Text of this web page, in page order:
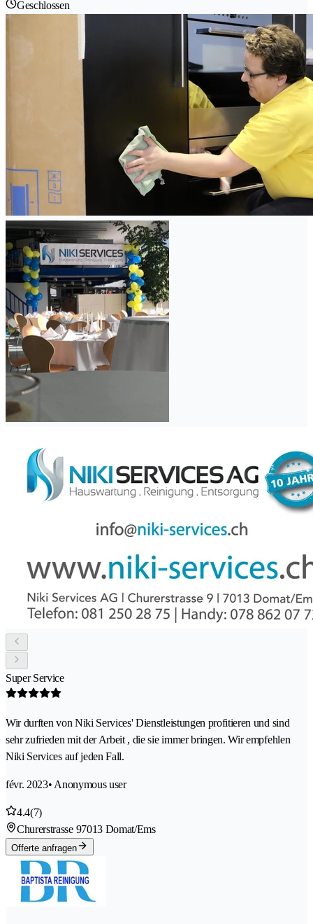
Geschlossen
Super Service
Wir durften von Niki Services' Dienstleistungen profitieren und sind
sehr zufrieden mit der Arbeit , die sie immer bringen. Wir empfehlen
Niki Services auf jeden Fall.
févr. 2023• Anonymous user
4.4(7)
Churerstrasse 97013 Domat/Ems
Offerte anfragen